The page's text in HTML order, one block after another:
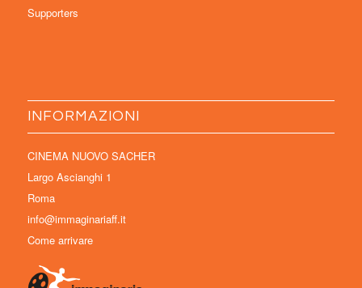
Supporters
INFORMAZIONI
CINEMA NUOVO SACHER
Largo Ascianghi 1
Roma
info@immaginariaff.it
Come arrivare